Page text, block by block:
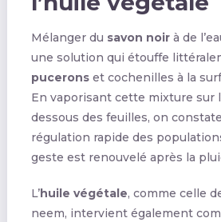
Mélanger du savon noirà de
une solution qui étouffe
puceronset cochenilles à la
En vaporisant cette mixture sur
dessous des feuilles, on
régulation rapide des
geste est renouvelé après la
L’huile végétale, comme celle
neem, intervient également